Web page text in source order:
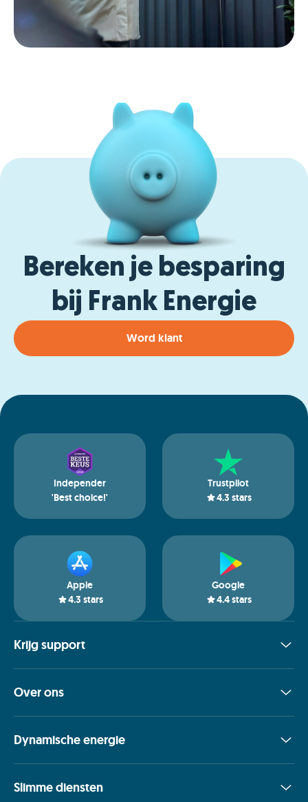
Bereken je besparing
bij Frank Energie
Word klant
Independer
'Best choice!'
Trustpilot
4.3 stars
Apple
4.3 stars
Google
4.4stars
Krijg support
Over ons
Dynamische energie
Slimme diensten